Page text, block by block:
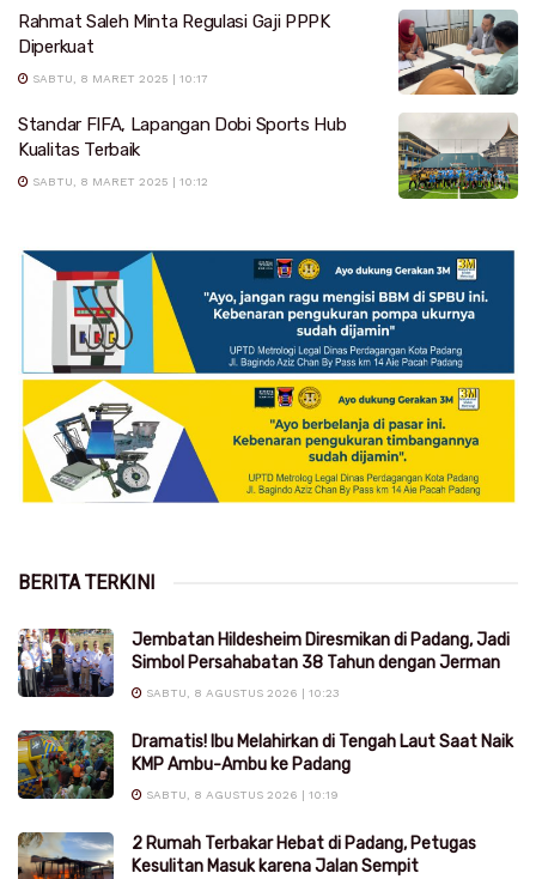
Rahmat Saleh Minta Regulasi Gaji PPPK
Diperkuat
SABTU, 8 MARET 2025 | 10:17
Standar FIFA, Lapangan Dobi Sports Hub
Kualitas Terbaik
SABTU, 8 MARET 2025 | 10:12
BERITA TERKINI
Jembatan Hildesheim Diresmikan di Padang, Jadi
Simbol Persahabatan 38 Tahun dengan Jerman
SABTU, 8 AGUSTUS 2026 | 10:23
Dramatis! Ibu Melahirkan di Tengah Laut Saat Naik
KMP Ambu-Ambu ke Padang
SABTU, 8 AGUSTUS 2026 | 10:19
2 Rumah Terbakar Hebat di Padang, Petugas
Kesulitan Masuk karena Jalan Sempit